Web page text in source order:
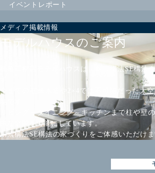
イベントレポート
メディア掲載情報
モデルハウスのご案内
楠亀工務店モデルハウスは、耐震構法SE構法
今までの在来木造や2×4では不可能だった大
リビング～ダイニング～キッチンまで柱や壁
由な空間を可能にしています。
耐震構法SE構法の家づくりをご体感いただけま